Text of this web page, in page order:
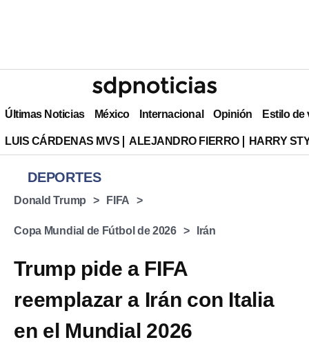
Últimas Noticias México Internacional Opinión Estilo de
LUIS CÁRDENAS MVS ALEJANDRO FIERRO HARRY
DEPORTES
Donald Trump FIFA
Copa Mundial de Fútbol de 2026 Irán
Trump pide a FIFA
reemplazar a Irán con Italia
en el Mundial 2026